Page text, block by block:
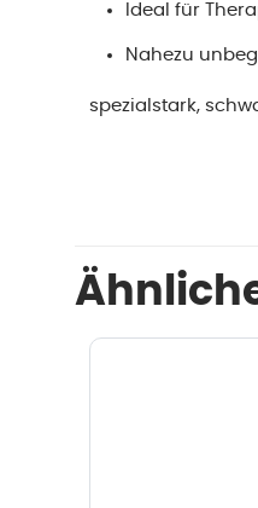
Ideal für
Nahezu
spezialstark,